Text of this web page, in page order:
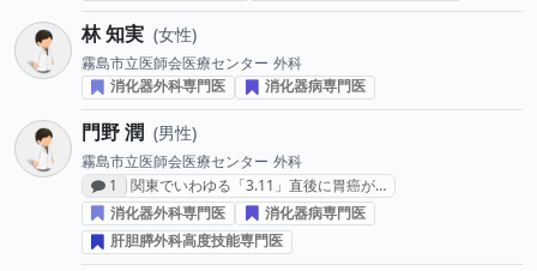
林 知実 女性
霧島市立医師会医療センター 外科
消化器外科専門医
消化器病専門医
門野 潤 男性
霧島市立医師会医療センター 外科
感想投稿数
1
関東でいわゆる「3.11」直後に胃癌が…
消化器外科専門医
消化器病専門医
肝胆膵外科高度技能専門医